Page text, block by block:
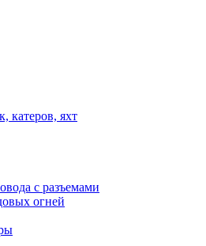
катеров, яхт
с разъемами
огней